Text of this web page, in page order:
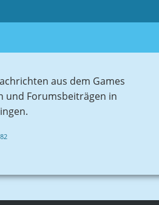
aus dem Games
und Forumsbeiträgen in